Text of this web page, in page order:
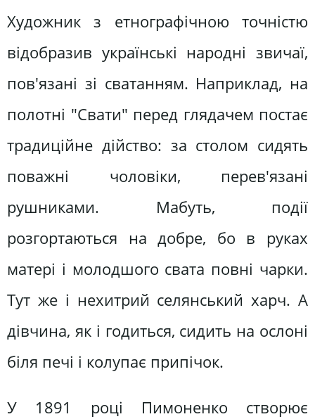
Художник з етнографічною точністю
відобразив українські народні звичаї,
пов'язані зі сватанням. Наприклад, на
полотні "Свати" перед глядачем постає
традиційне дійство: за столом сидять
поважні чоловіки, перев'язані
рушниками. Мабуть, події
розгортаються на добре, бо в руках
матері і молодшого свата повні чарки.
Тут же і нехитрий селянський харч. А
дівчина, як і годиться, сидить на ослоні
біля печі і колупає припічок.
У 1891 році Пимоненко створює